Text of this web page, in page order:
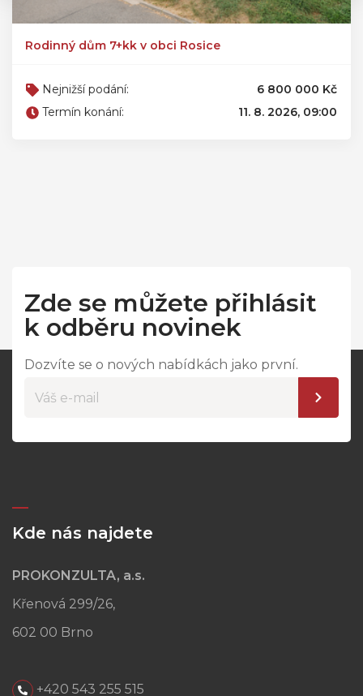
Rodinný dům 7+kk v obci Rosice
Nejnižší podání:
6 800 000 Kč
Termín konání:
11. 8. 2026, 09:00
Zde se můžete přihlásit
k odběru novinek
Dozvíte se o nových nabídkách jako první.
Kde nás najdete
PROKONZULTA, a.s.
Křenová 299/26,
602 00 Brno
+420 543 255 515